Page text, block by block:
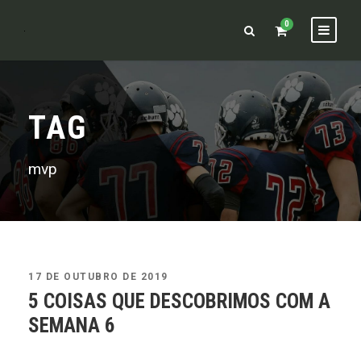
0
TAG
mvp
17 DE OUTUBRO DE 2019
5 COISAS QUE DESCOBRIMOS COM A
SEMANA 6